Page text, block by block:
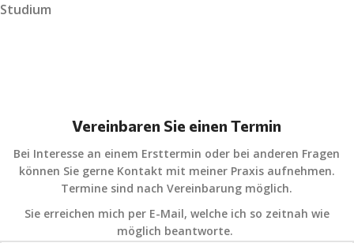
Studium
Vereinbaren Sie einen Termin
Bei Interesse an einem Ersttermin oder bei anderen Fragen
können Sie gerne Kontakt mit meiner Praxis aufnehmen.
Termine sind nach Vereinbarung möglich.
Sie erreichen mich per E-Mail, welche ich so zeitnah wie
möglich beantworte.